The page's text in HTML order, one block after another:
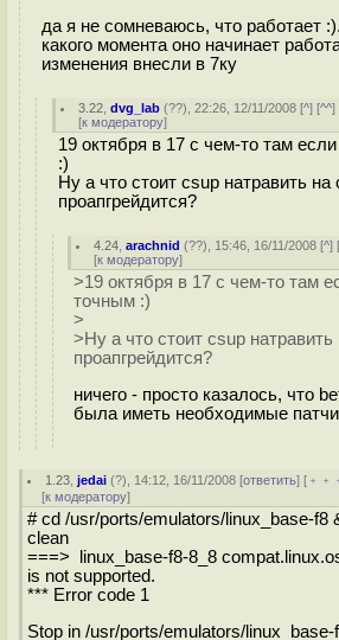
да я не сомневаюсь, что работает
какого момента оно начинает
изменения внесли в 7ку
3.22 ,dvg_lab (??), 22:26, 12/11/2008 [^] [^^]
[к модератору]
19 октября в 17 с чем-то там
:)
Ну а что стоит csup натравить
проапгрейдится?
4.24 ,arachnid (??), 15:46, 16/11/2008 [^]
[к модератору]
>19 октября в 17 с чем-то там
точным :)
>
>Ну а что стоит csup
проапгрейдится?
ничего - просто казалось, что
была иметь необходимые патчи
1.23 ,jedai (?), 14:12, 16/11/2008 [ответить] [
[к модератору]
# cd /usr/ports/emulators/linux_base-f8
clean
===> linux_base-f8-8_8
is not supported.
*** Error code 1
Stop in /usr/ports/emulators/linux_base-